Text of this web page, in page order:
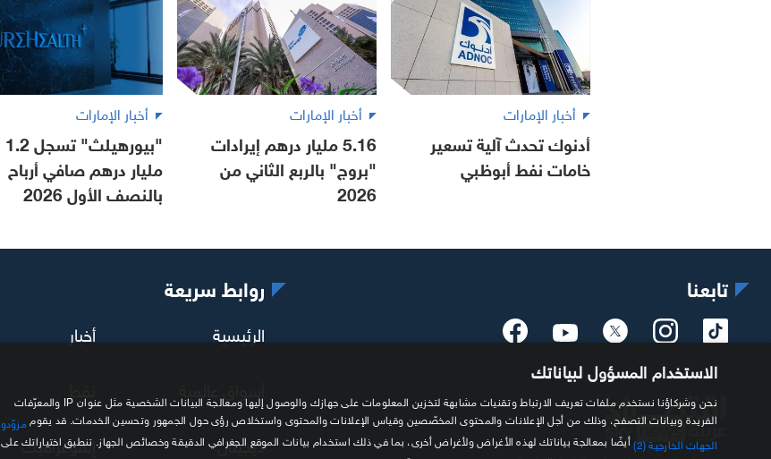
أخبار الإمارات
أدنوك تحدث آلية تسعير
خامات نفط أبوظبي
أخبار الإمارات
5.16 مليار درهم إيرادات
"بروج" بالربع الثاني من
2026
أخبار الإمارات
"بيورهيلث" تسجل 1.2
مليار درهم صافي أرباح
بالنصف الأول 2026
تابعنا روابط سريعة
الرئيسية أخبار
ديجيتال
إنفوغرافيك
الاستخدام المسؤول لبياناتك
نحن وشركاؤنا نستخدم ملفات تعريف الارتباط وتقنيات مشابهة لتخزين المعلومات على جهازك والوصول إليها ومعالجة البيانات الشخصية مثل عنوان IP والمعرّفات
الفريدة وبيانات التصفح، وذلك من أجل الإعلانات والمحتوى المخصّصين وقياس الإعلانات والمحتوى واستخلاص رؤى حول الجمهور وتحسين الخدمات. قد يقوم مزوّدو
الجهات الخارجية (2)
أيضًا بمعالجة بياناتك لهذه الأغراض ولأغراض أخرى، بما في ذلك استخدام بيانات الموقع الجغرافي الدقيقة وخصائص الجهاز. تنطبق اختياراتك على